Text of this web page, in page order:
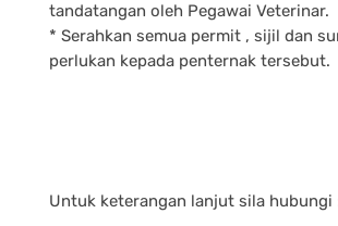
tandatangan oleh Pegawai Veterinar.
* Serahkan semua permit , sijil dan
perlukan kepada penternak tersebut.
Untuk keterangan lanjut sila hubungi